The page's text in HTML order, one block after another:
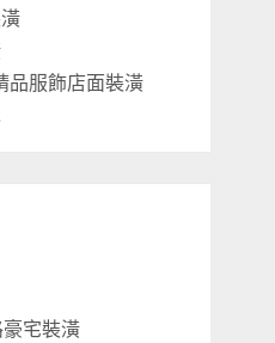
品服飾店面裝潢
宅裝潢